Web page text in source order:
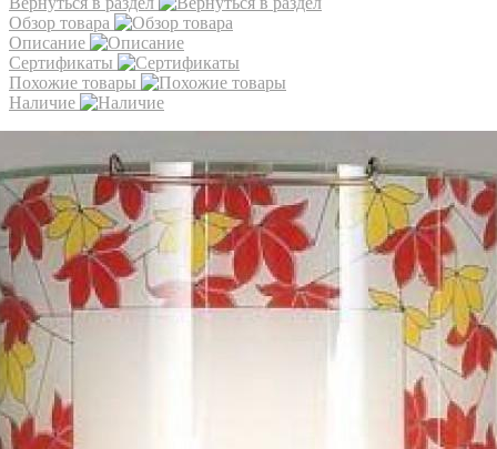
Обзор товара
Описание
Сертификаты
Похожие товары
Наличие